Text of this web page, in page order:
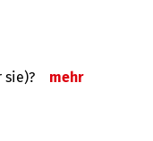
sie)? mehr